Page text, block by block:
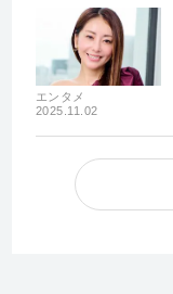
エンタメ
2025.11.02